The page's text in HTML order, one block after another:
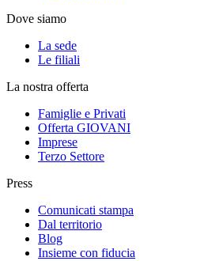
Dove siamo
La sede
Le filiali
La nostra offerta
Famiglie e Privati
Offerta GIOVANI
Imprese
Terzo Settore
Press
Comunicati stampa
Dal territorio
Blog
Insieme con fiducia